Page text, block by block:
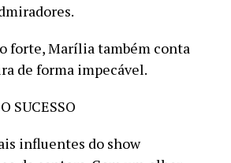
forte, Marília também conta
de forma impecável.
SUCESSO
influentes do show